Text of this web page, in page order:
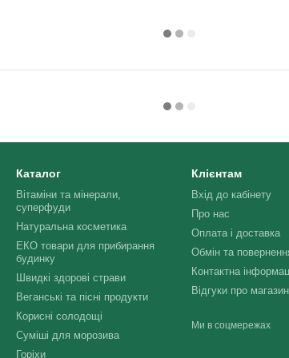
Каталог
Вітаміни та мінерали,
суперфуди
Натуральна косметика
ЕКО товари для прибирання
будинку
Швидкі здорові страви
Веганські та пісні продукти
Корисні солодощі
Суміші для морозива
Горіхи
Клієнтам
Вхід до кабінету
Про нас
Оплата і доставка
Обмін та
Контактна
Відгуки про магазин
Ми в соцмережах